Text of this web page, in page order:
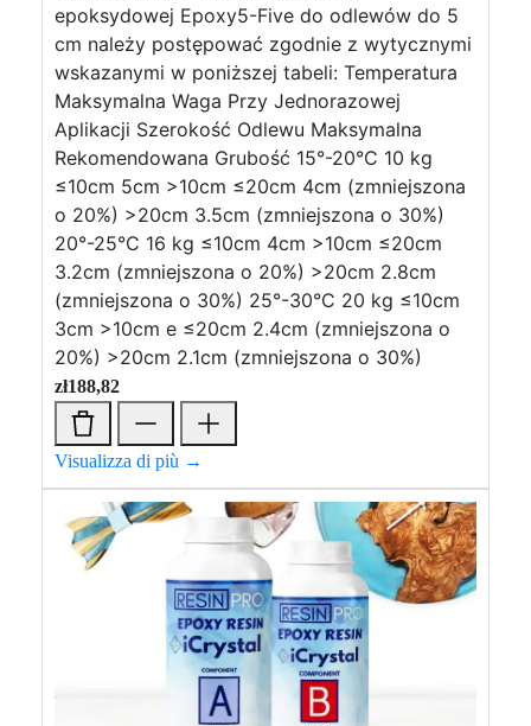
epoksydowej Epoxy5-Five do odlewów do 5
cm należy postępować zgodnie z wytycznymi
wskazanymi w poniższej tabeli: Temperatura
Maksymalna Waga Przy Jednorazowej
Aplikacji Szerokość Odlewu Maksymalna
Rekomendowana Grubość 15°-20°C 10 kg
≤10cm 5cm >10cm ≤20cm 4cm (zmniejszona
o 20%) >20cm 3.5cm (zmniejszona o 30%)
20°-25°C 16 kg ≤10cm 4cm >10cm ≤20cm
3.2cm (zmniejszona o 20%) >20cm 2.8cm
(zmniejszona o 30%) 25°-30°C 20 kg ≤10cm
3cm >10cm e ≤20cm 2.4cm (zmniejszona o
20%) >20cm 2.1cm (zmniejszona o 30%)
zł188,82
Visualizza di più →